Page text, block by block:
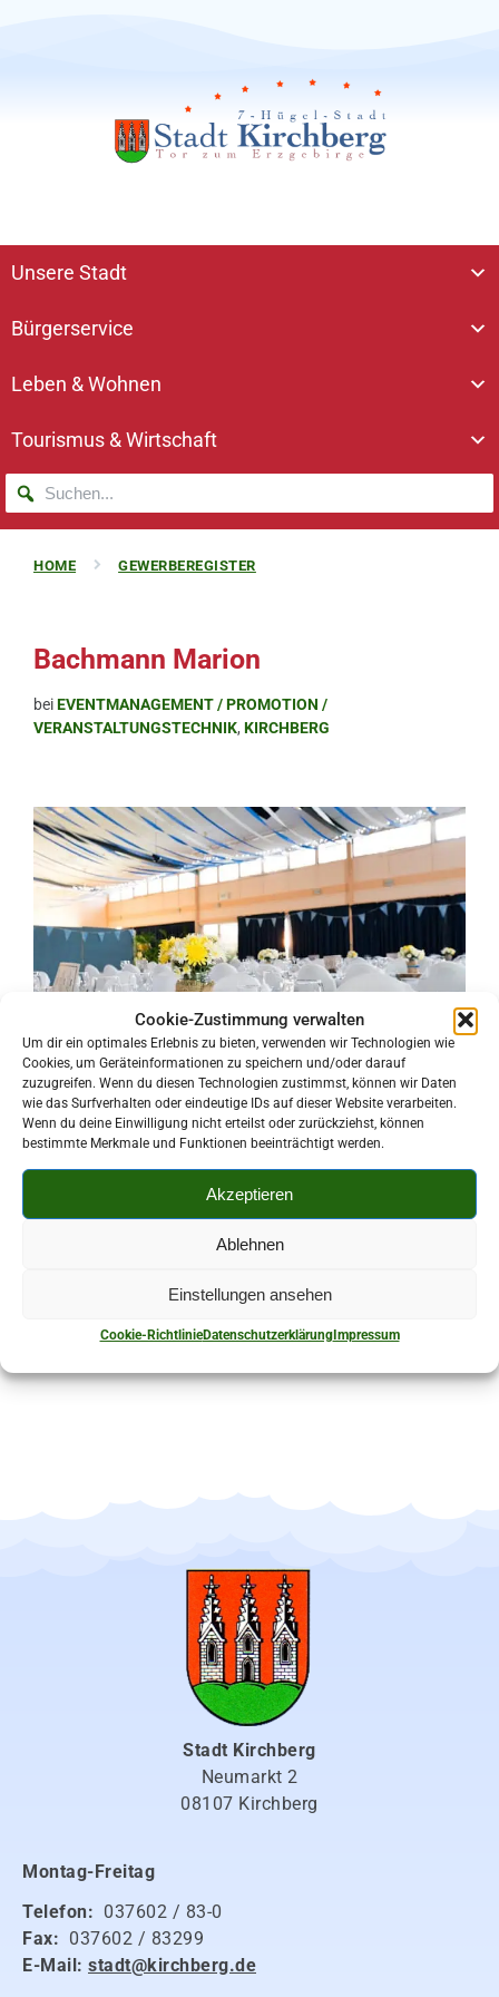
Cookie-Zustimmung verwalten
Um dir ein optimales Erlebnis zu bieten, verwenden wir Technologien wie
Cookies, um Geräteinformationen zu speichern und/oder darauf
zuzugreifen. Wenn du diesen Technologien zustimmst, können wir Daten
wie das Surfverhalten oder eindeutige IDs auf dieser Website verarbeiten.
Wenn du deine Einwilligung nicht erteilst oder zurückziehst, können
bestimmte Merkmale und Funktionen beeinträchtigt werden.
Akzeptieren
Ablehnen
Einstellungen ansehen
Cookie-RichtlinieDatenschutzerklärungImpressum
Unsere Stadt
Bürgerservice
Leben & Wohnen
Tourismus & Wirtschaft
HOME GEWERBEREGISTER
Bachmann Marion
beiEVENTMANAGEMENT / PROMOTION /
VERANSTALTUNGSTECHNIK, KIRCHBERG
Kontaktperson:
037602 86677
Stadt Kirchberg
Neumarkt 2
08107 Kirchberg
Montag-Freitag
Telefon: 037602 / 83-0
Fax: 037602 / 83299
E-Mail: stadt@kirchberg.de